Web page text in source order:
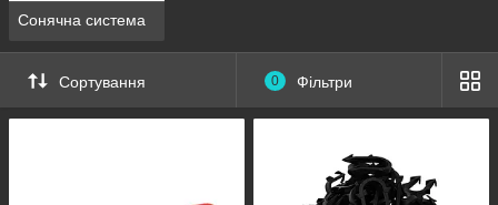
Сонячна система
Сортування 0 Фільтри